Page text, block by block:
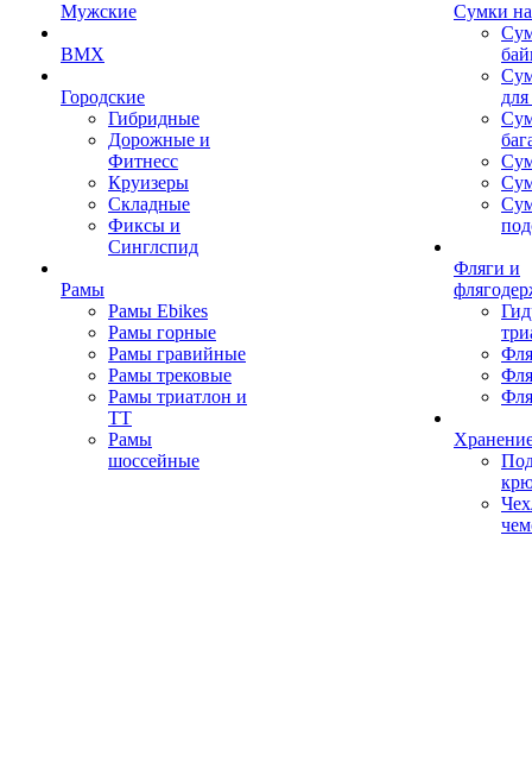
Мужские
BMX
Городские
Гибридные
Дорожные и
Фитнесс
Круизеры
Складные
Фиксы и
Синглспид
Рамы
Рамы Ebikes
Рамы горные
Рамы гравийные
Рамы трековые
Рамы триатлон и
ТТ
Рамы
шоссейные
Сумки
Фляги и